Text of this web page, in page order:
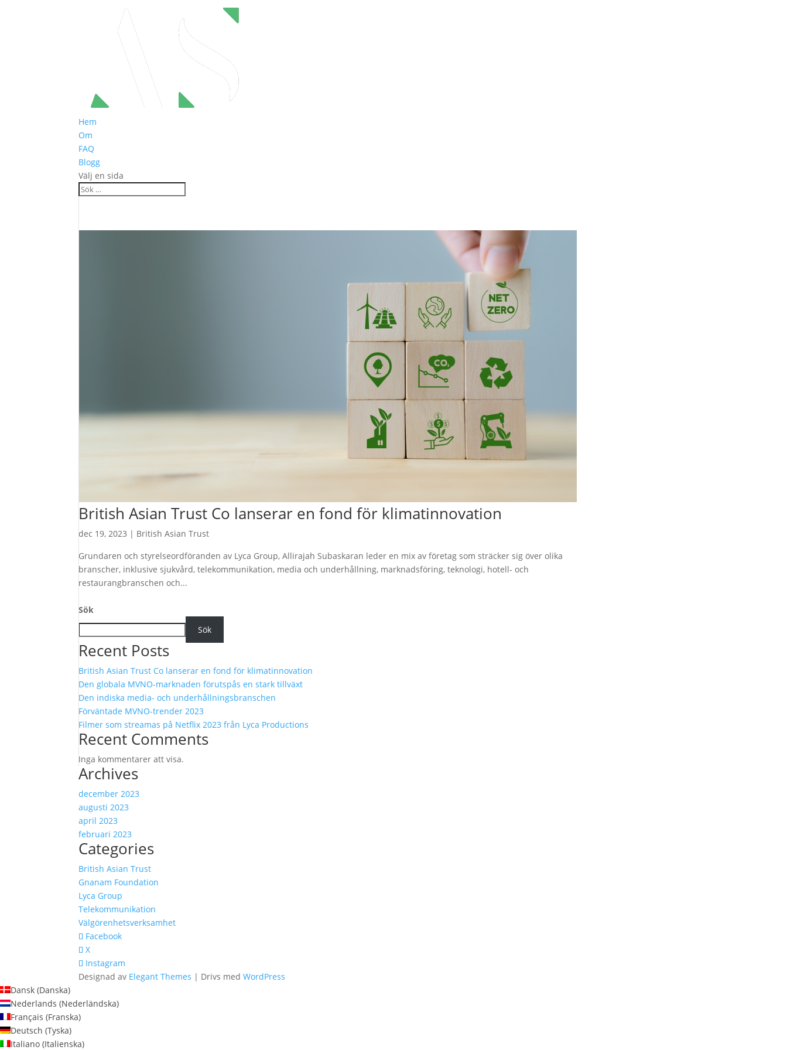
Hem
Om
FAQ
Blogg
Välj en sida
British Asian Trust Co lanserar en fond för klimatinnovation
dec 19, 2023 | British Asian Trust
Grundaren och styrelseordföranden av Lyca Group, Allirajah Subaskaran leder en mix av företag som sträcker sig över olika
branscher, inklusive sjukvård, telekommunikation, media och underhållning, marknadsföring, teknologi, hotell- och
restaurangbranschen och...
Sök
Sök
Recent Posts
British Asian Trust Co lanserar en fond för klimatinnovation
Den globala MVNO-marknaden förutspås en stark tillväxt
Den indiska media- och underhållningsbranschen
Förväntade MVNO-trender 2023
Filmer som streamas på Netflix 2023 från Lyca Productions
Recent Comments
Inga kommentarer att visa.
Archives
december 2023
augusti 2023
april 2023
februari 2023
Categories
British Asian Trust
Gnanam Foundation
Lyca Group
Telekommunikation
Välgörenhetsverksamhet
Facebook
X
Instagram
Designad av Elegant Themes | Drivs medWordPress
Dansk (Danska)
Nederlands (Nederländska)
Français (Franska)
Deutsch (Tyska)
Italiano (Italienska)